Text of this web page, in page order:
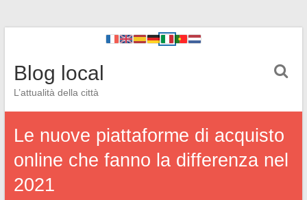
Blog local
L’attualità della città
Le nuove piattaforme di acquisto
online che fanno la differenza nel
2021